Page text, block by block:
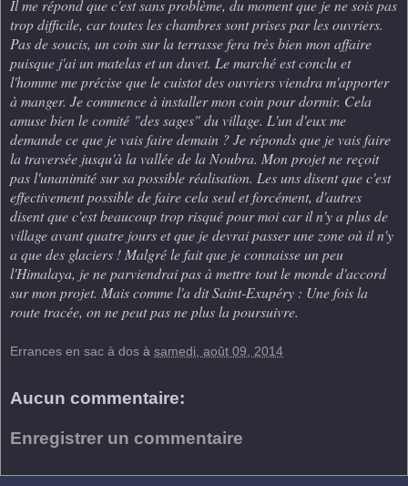
Il me répond que c'est sans problème, du moment que je ne sois pas
trop difficile, car toutes les chambres sont prises par les ouvriers.
Pas de soucis, un coin sur la terrasse fera très bien mon affaire
puisque j'ai un matelas et un duvet. Le marché est conclu et
l'homme me précise que le cuistot des ouvriers viendra m'apporter
à manger. Je commence à installer mon coin pour dormir. Cela
amuse bien le comité "des sages" du village. L'un d'eux me
demande ce que je vais faire demain ? Je réponds que je vais faire
la traversée jusqu'à la vallée de la Noubra. Mon projet ne reçoit
pas l'unanimité sur sa possible réalisation. Les uns disent que c'est
effectivement possible de faire cela seul et forcément, d'autres
disent que c'est beaucoup trop risqué pour moi car il n'y a plus de
village avant quatre jours et que je devrai passer une zone où il n'y
a que des glaciers ! Malgré le fait que je connaisse un peu
l'Himalaya, je ne parviendrai pas à mettre tout le monde d'accord
sur mon projet. Mais comme l'a dit Saint-Exupéry : Une fois la
route tracée, on ne peut pas ne plus la poursuivre.
Errances en sac à dos à samedi, août 09, 2014
Aucun commentaire:
Enregistrer un commentaire